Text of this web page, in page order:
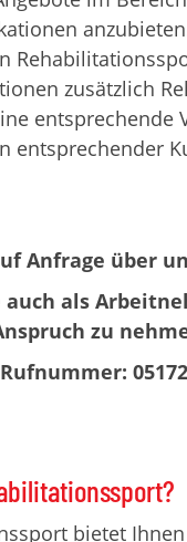
zusätzlich
entsprechende
entsprechender
Anfrage über
auch als
zu
bietet